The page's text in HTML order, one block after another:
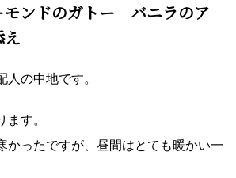
モンドのガトー バニラのア
え
人の中地です。
ます。
かったですが、昼間はとても暖かい一